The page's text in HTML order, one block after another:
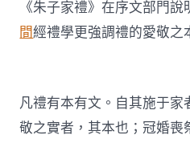
《朱子家禮》在序文部門
間經禮學更強調禮的愛敬之
凡禮有本有文。自其施于家
敬之實者，其本也；冠婚喪